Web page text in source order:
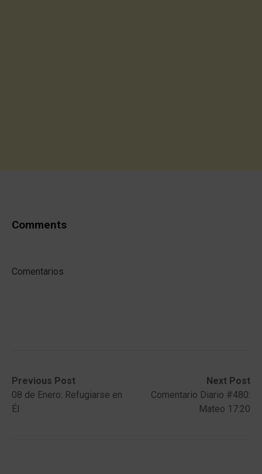
Comments
Comentarios
Post
navigation
Previous Post
Previous
post:08 de Enero: Refugiarse en
Él
Next Post
Next
post:
Comentario Diario #480:
Mateo 17:20